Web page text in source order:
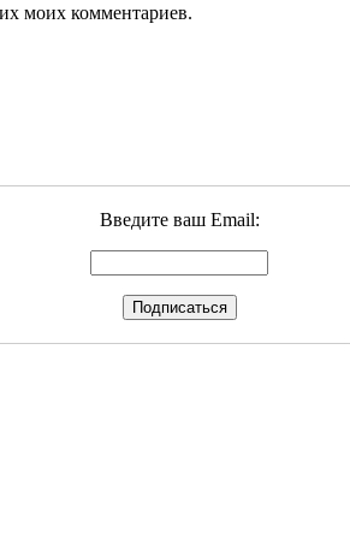
моих комментариев.
Введите ваш Email: